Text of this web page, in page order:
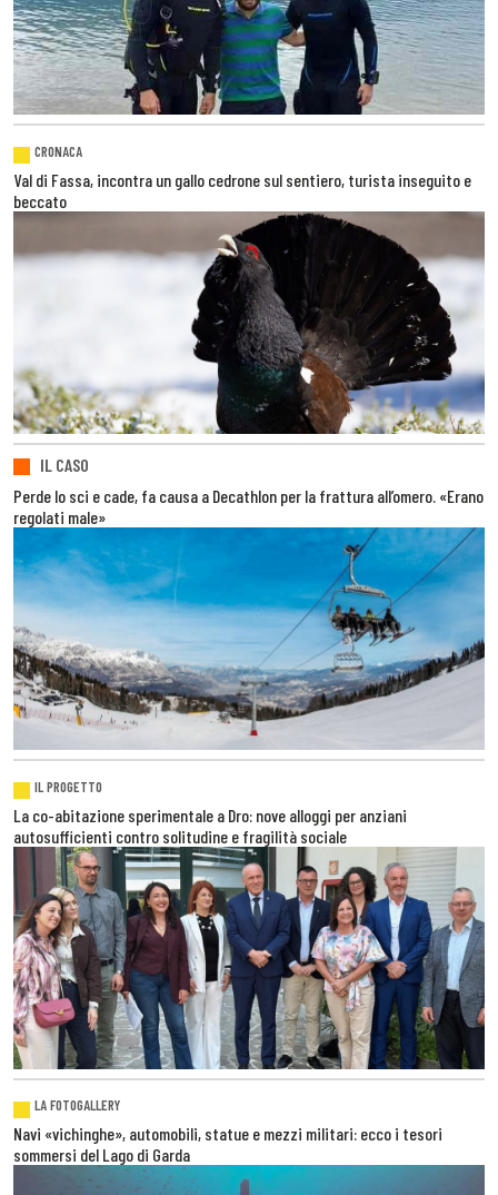
CRONACA
Val di Fassa, incontra un gallo cedrone sul sentiero, turista inseguito e
beccato
IL CASO
Perde lo sci e cade, fa causa a Decathlon per la frattura all’omero. «Erano
regolati male»
IL PROGETTO
La co-abitazione sperimentale a Dro: nove alloggi per anziani
autosufficienti contro solitudine e fragilità sociale
LA FOTOGALLERY
Navi «vichinghe», automobili, statue e mezzi militari: ecco i tesori
sommersi del Lago di Garda